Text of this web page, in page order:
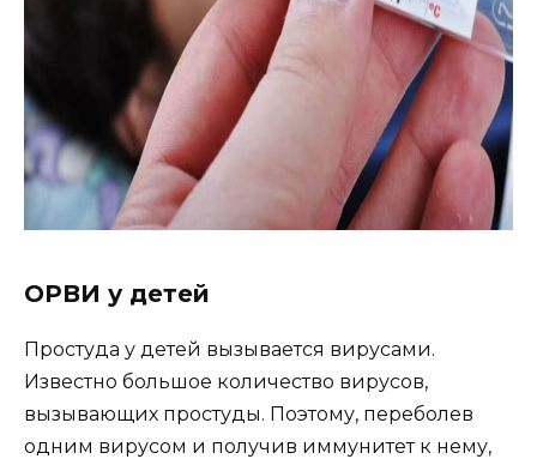
ОРВИ у детей
Простуда у детей вызывается вирусами.
Известно большое количество вирусов,
вызывающих простуды. Поэтому, переболев
одним вирусом и получив иммунитет к нему,